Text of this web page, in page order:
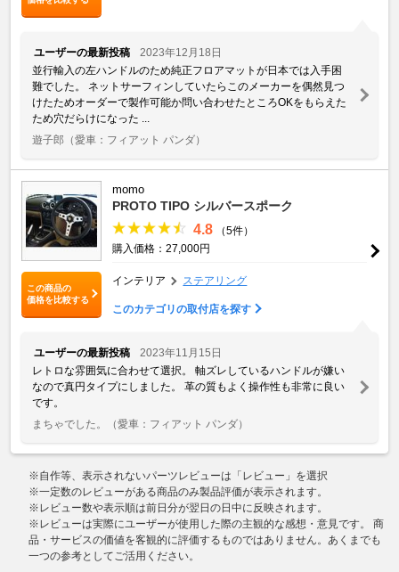
ユーザーの最新投稿
2023年12月18日
並行輸入の左ハンドルのため純正フロアマットが日本では入手困
難でした。 ネットサーフィンしていたらこのメーカーを偶然見つ
けたためオーダーで製作可能か問い合わせたところOKをもらえた
ため穴だらけになった ...
遊子郎 （愛車：フィアット パンダ）
この商品の
価格を比較する
momo
PROTO TIPO シルバースポーク
4.8
（5件）
購入価格：27,000円
インテリア ステアリング
このカテゴリの取付店を探す
ユーザーの最新投稿
2023年11月15日
レトロな雰囲気に合わせて選択。 軸ズレしているハンドルが嫌い
なので真円タイプにしました。 革の質もよく操作性も非常に良い
です。
まちゃでした。
（愛車：フィアット パンダ）
※自作等、表示されないパーツレビューは「レビュー」を選択
※一定数のレビューがある商品のみ製品評価が表示されます。
※レビュー数や表示順は前日分が翌日の日中に反映されます。
※レビューは実際にユーザーが使用した際の主観的な感想・意見です。 商
品・サービスの価値を客観的に評価するものではありません。あくまでも
一つの参考としてご活用ください。